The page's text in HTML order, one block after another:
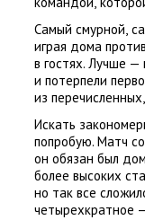
Самый смурной,
играя дома
в гостях. Лучше —
и потерпели
из перечисленных,
Искать
попробую. Матч
он обязан был
более высоких
но так все
четырехкратное